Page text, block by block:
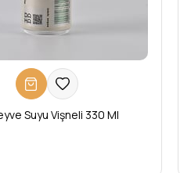
Suyu Vişneli 330 Ml